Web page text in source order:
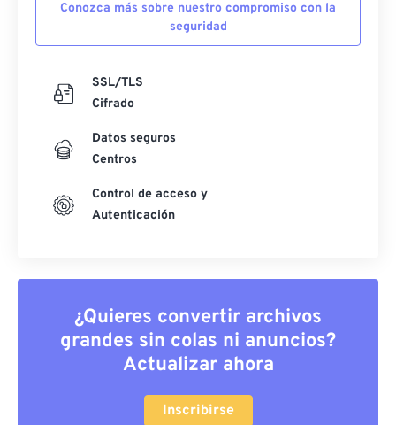
Conozca más sobre nuestro compromiso con la
seguridad
SSL/TLS
Cifrado
Datos seguros
Centros
Control de acceso y
Autenticación
¿Quieres convertir archivos
grandes sin colas ni anuncios?
Actualizar ahora
Inscribirse